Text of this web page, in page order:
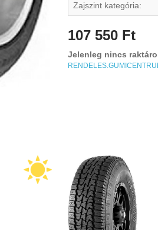
Zajszint kategória:
107 550 Ft
Jelenleg nincs